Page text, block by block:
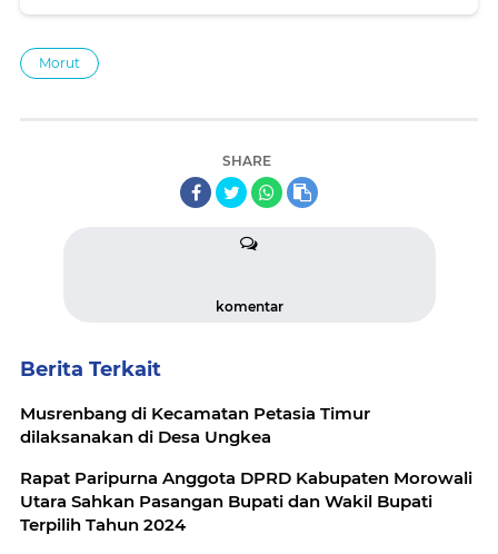
Morut
SHARE
komentar
Berita Terkait
Musrenbang di Kecamatan Petasia Timur
dilaksanakan di Desa Ungkea
Rapat Paripurna Anggota DPRD Kabupaten Morowali
Utara Sahkan Pasangan Bupati dan Wakil Bupati
Terpilih Tahun 2024